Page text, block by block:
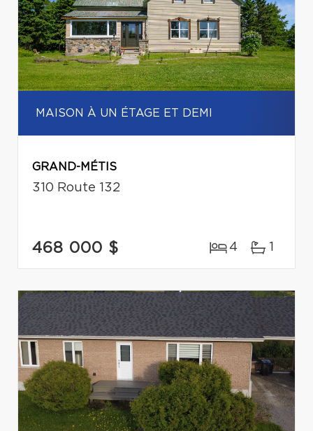
MAISON À UN ÉTAGE ET DEMI
GRAND-MÉTIS
310 Route 132
468 000 $ 4 1